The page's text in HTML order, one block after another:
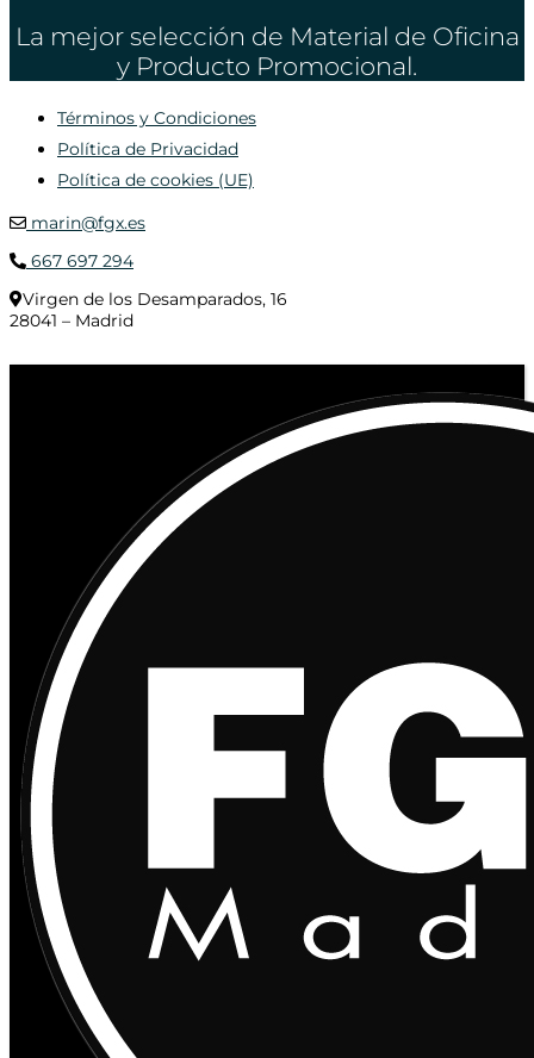
La mejor selección de Material de Oficina
y Producto Promocional.
Términos y Condiciones
Política de Privacidad
Política de cookies (UE)
marin@fgx.es
667 697 294
Virgen de los Desamparados, 16
28041 – Madrid